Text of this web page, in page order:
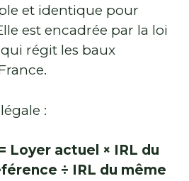
et identique pour
est encadrée par la loi
régit les baux
:
Loyer actuel × IRL du
÷ IRL du même